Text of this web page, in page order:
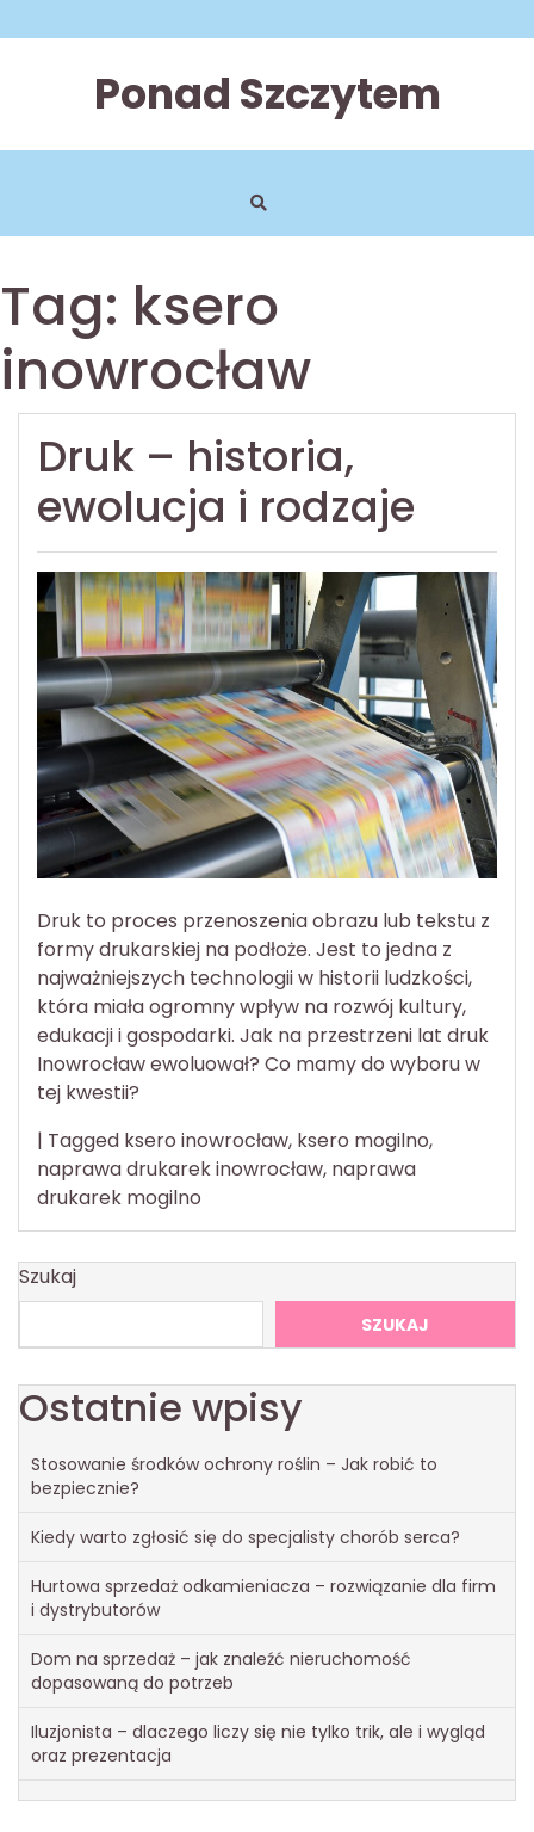
to
Ponad Szczytem
Tag: ksero
inowrocław
Druk – historia,
ewolucja i rodzaje
Druk to proces przenoszenia obrazu lub tekstu z
formy drukarskiej na podłoże. Jest to jedna z
najważniejszych technologii w historii ludzkości,
która miała ogromny wpływ na rozwój kultury,
edukacji i gospodarki. Jak na przestrzeni lat druk
Inowrocław ewoluował? Co mamy do wyboru w
tej kwestii?
| Tagged ksero inowrocław, ksero mogilno,
naprawa drukarek inowrocław, naprawa
drukarek mogilno
Szukaj
SZUKAJ
Ostatnie wpisy
Stosowanie środków ochrony roślin – Jak robić to
bezpiecznie?
Kiedy warto zgłosić się do specjalisty chorób serca?
Hurtowa sprzedaż odkamieniacza – rozwiązanie dla firm
i dystrybutorów
Dom na sprzedaż – jak znaleźć nieruchomość
dopasowaną do potrzeb
Iluzjonista – dlaczego liczy się nie tylko trik, ale i wygląd
oraz prezentacja